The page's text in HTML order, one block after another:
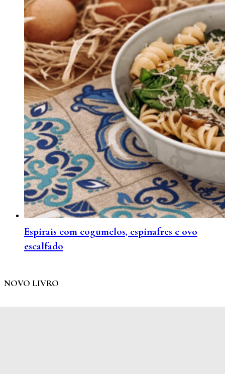
Espirais com cogumelos, espinafres e ovo
escalfado
NOVO LIVRO